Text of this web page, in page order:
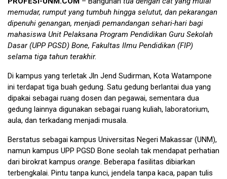
memudar, rumput yang tumbuh hingga selutut, dan pekarangan
dipenuhi genangan, menjadi pemandangan sehari-hari bagi
mahasiswa Unit Pelaksana Program Pendidikan Guru Sekolah
Dasar (UPP PGSD) Bone, Fakultas Ilmu Pendidikan (FIP)
selama tiga tahun terakhir.
Di kampus yang terletak Jln Jend Sudirman, Kota Watampone
ini terdapat tiga buah gedung. Satu gedung berlantai dua yang
dipakai seb­agai ruang dosen dan pegawai, sementara dua
gedung lainnya digunakan sebagai ruang ku­liah, laboratorium,
aula, dan ter­kadang menjadi musala.
Berstatus sebagai kampus Uni­versitas Negeri Makassar (UNM),
namun kampus UPP PGSD Bone seolah tak mendapat perhatian
dari birokrat kampus orange. Beberapa fasilitas dibiarkan
terbengkalai. Pintu tanpa kunci, jendela tanpa kaca, papan tulis